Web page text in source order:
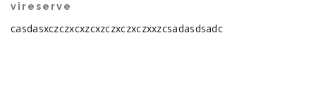
vireserve
casdasxczczxcxzcxzczxczxczxxzcsadasdsadc